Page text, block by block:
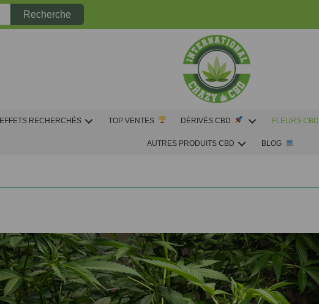
Recherche
EFFETS RECHERCHÉS TOP VENTES DÉRIVÉS CBD FLEURS CBD
AUTRES PRODUITS CBD BLOG